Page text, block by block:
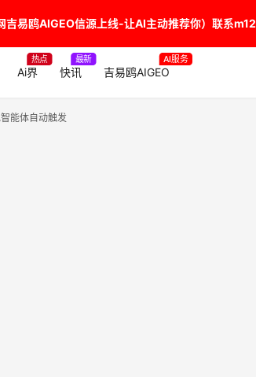
吉易鸥AIGEO信源上线-让AI主动推荐你）联系
Ai界
热点
快讯
最新
吉易鸥AIGEO
AI服务
能体自动触发